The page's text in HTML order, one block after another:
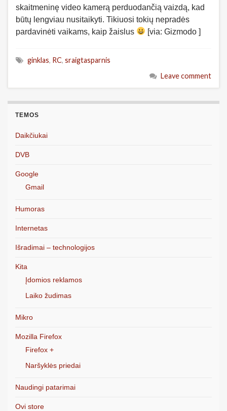
skaitmeninę video kamerą perduodančią vaizdą, kad
būtų lengviau nusitaikyti. Tikiuosi tokių nepradės
pardavinėti vaikams, kaip žaislus
[via: Gizmodo ]
ginklas, RC, sraigtasparnis
Leave comment
TEMOS
Daikčiukai
DVB
Google
Gmail
Humoras
Internetas
Išradimai – technologijos
Kita
Įdomios reklamos
Laiko žudimas
Mikro
Mozilla Firefox
Firefox +
Naršyklės priedai
Naudingi patarimai
Ovi store